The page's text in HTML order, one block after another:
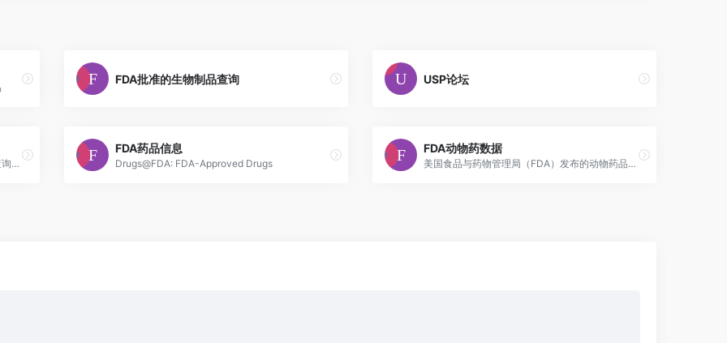
FDA批准的生物制品查询 USP论坛
美国食品药品监督管理局（FDA）官网，可查询在美国批准上市的全部药品。
FDA药品信息
Drugs@FDA: FDA-Approved Drugs
FDA动物药数据
美国食品与药物管理局（FDA）发布的动物药品数据库，可以查询所有FDA批准使用的动物药品信息。